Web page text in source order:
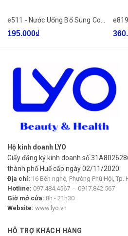
• Phù hợp người ăn lành – ăn nhẹ –
Quy trình sản xuất
1. Chọn rong
khoáng ổn định – không phải rong
2. Làm sạch nhiều lần bằng nước RO
Giảm vị mặn biển nhưng giữ lại
3. Ướp thủ công
Rong được ủ cùng gừng tươi, đường
hương liệu, không màu nhân tạo.
4. Phơi trong nhà lồng kính
195.000₫
Hộ kinh doanh LYO
Giấy đăng ký kinh doanh số
thành phố Huế cấp ngày 02/11/2020.
Địa chỉ: 16 Bến nghé, Phường Phú Hội, Tp.
Hotline: 097.484.4567 - 0917.842.567
Giờ mở cửa: 8h - 21h30
Website: www.lyo.vn
HỖ TRỢ KHÁCH HÀNG